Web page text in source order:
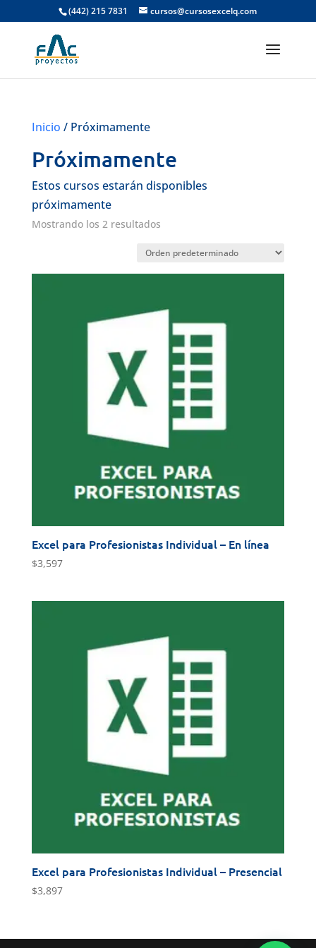
(442) 215 7831 cursos@cursosexcelq.com
Inicio / Próximamente
Próximamente
Estos cursos estarán disponibles
próximamente
Mostrando los 2 resultados
Excel para Profesionistas Individual – En línea
$3,597
Excel para Profesionistas Individual – Presencial
$3,897